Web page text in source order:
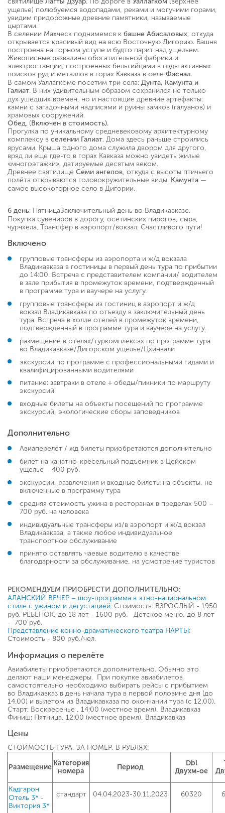
ущелье) полюбуемся водопадами, реками и могучими горами,
увидим придорожные древние памятники, называемые
цыртами.
В селении Махческ поднимемся к башне Абисаловых, откуда
открывается красивый вид на всю Восточную Дигорию. Башня
построена на горном уступе и будто парит над ущельем.
Живописные развалины обогатительной фабрики и
электростанции, построенных бельгийцами в годы активных
поисков руд и металлов в горах Кавказа в селе Фаснал.
В самом Уаллагкоме посетим три села: Дунта, Камунта и
Галиат. В них удивительным образом сохранился не только
дух ушедших времен, но и настоящие древние артефакты:
камни с загадочными надписями и руины замков (галуанов) и
храмовых сооружений.
Обед. (Включен в стоимость).
Прогулка по уникальному средневековому архитектурному
комплексу в селении Галиат. Дома здесь раньше строились
ярусами. Крыша одного дома служила двором для другого,
вряд ли еще где-то в горах Кавказа можно увидеть жилые
«многоэтажки», датируемые десятым веком.
Древнее святилище Семи ангелов, откуда с высоты птичьего
полёта открываются головокружительные виды. Камунта —
самое высокогорное село в Дигории.
6 день: ПятницаЗаключительный день во Владикавказе.
Покупка сувениров в дорогу, осетинских пирогов, сыра,
чурчхела. Трансфер в аэропорт/вокзал: Счастливого пути!
Включено
групповые трансферы из аэропорта и ж/д вокзала
Владикавказа в гостиницы в первый день тура по прибытии
до 14:00. Встреча с представителем компании/ водителем
в зале прибытия в промежуток времени, подтвержденный
в программе тура и ваучере на услугу.
групповые трансферы из гостиниц в аэропорт и ж/д
вокзал Владикавказа по отъезду в заключительный день
тура. Встреча в холле отелей в промежуток времени,
подтвержденный в программе тура и ваучере на услугу.
размещение в отелях/туркомплексах по программе тура
во Владикавказе/Дигорском ущелье/Цхинвали
экскурсии по программе с профессиональными гидами и
квалифицированными водителями
питание: завтраки в отеле + обеды/пикники по маршруту
экскурсий
входные билеты на объекты посещений по программе
экскурсий, экологические сборы заповедников
Дополнительно
Авиаперелёт / жд билеты приобретаются дополнительно
билет на канатно-кресельный подъемник в Цейском
ущелье 400 руб.
экскурсии, развлечения и входные билеты на объекты, не
включенные в программу тура
средняя стоимость ужина в ресторанах в пределах 500 –
700 руб. на человека
индивидуальные трансферы из/в аэропорт и ж/д вокзал
Владикавказа, а также любое индивидуальное
транспортное обслуживание
принято оставлять чаевые водителю в качестве
благодарности за обслуживание, на усмотрение туристов
РЕКОМЕНДУЕМ ПРИОБРЕСТИ ДОПОЛНИТЕЛЬНО:
АЛАНСКИЙ ВЕЧЕР – шоу-программа в этно-национальном
стиле с ужином и дегустацией: Стоимость: ВЗРОСЛЫЙ - 1950
руб. РЕБЕНОК, до 18 лет - 1600 руб. Детское меню, до 8 лет
- 700 руб.
Представление конно-драматического театра НАРТЫ:
Стоимость - 800 руб./чел.
Информация о перелёте
Авиабилеты приобретаются дополнительно. Обычно это
делают наши менеджеры. При покупке авиабилетов
самостоятельно необходимо выбирать рейсы с прибытием
во Владикавказ в день начала тура в первой половине дня (до
14.00) и вылетом из Владикавказа по окончании тура (с 12.00).
Cтарт: Воскресенье , 14:00 (местное время), Владикавказ
Финиш: Пятница, 12:00 (местное время), Владикавказ
Цены
СТОИМОСТЬ ТУРА, ЗА НОМЕР, В РУБЛЯХ:
Размещение Категория
номера
Период
Dbl
Двухм-ое
Кадгарон
Отель 3* -
Виктория 3*
стандарт 04.04.2023-30.11.2023 60320